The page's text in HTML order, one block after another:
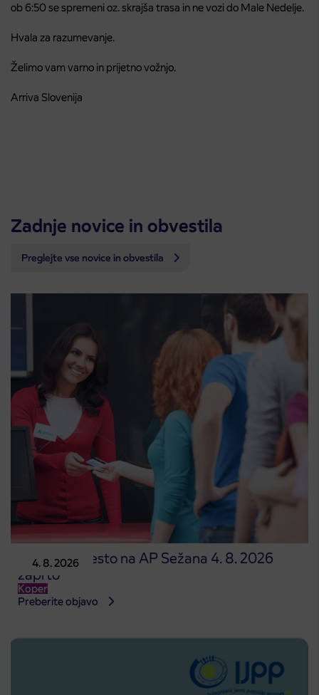
ob 6:50 se spremeni oz. skrajša trasa in ne vozi do Male Nedelje.
Hvala za razumevanje.
Želimo vam varno in prijetno vožnjo.
Arriva Slovenija
Zadnje novice in obvestila
Preglejte vse novice in obvestila
4. 8. 2026
Prodajno mesto na AP Sežana 4. 8. 2026
zaprto
Koper
Preberite objavo